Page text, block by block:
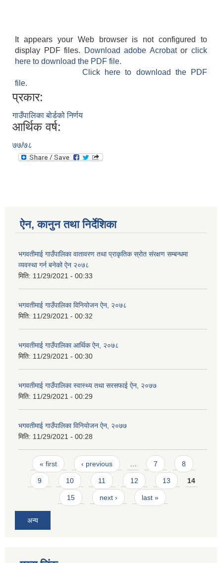
It appears your Web browser is not configured to
display PDF files.
Download adobe Acrobatorclick
here to download the PDF file.
Click here to download the PDF
file.
प्रकार:
गाउँपालिका बोर्डको निर्णय
आर्थिक वर्ष:
७७/७८
ऐन, कानुन तथा निर्देशिका
भगवतीमाई गाउँपालिका वातावरण तथा प्राकृतिक स्रोत संरक्षण सम्बन्धमा
व्यवस्था गर्न बनेको ऐन २०७८
मिति: 11/29/2021 - 00:33
भगवतीमाई गाउँपालिका विनियोजन ऐन, २०७८
मिति: 11/29/2021 - 00:32
भगवतीमाई गाउँपालिका आर्थिक ऐन, २०७८
मिति: 11/29/2021 - 00:30
भगवतीमाई गाउँपालिका स्वास्थ्य तथा सरसफाई ऐन, २०७७
मिति: 11/29/2021 - 00:29
भगवतीमाई गाउँपालिका विनियोजन ऐन, २०७७
मिति: 11/29/2021 - 00:28
Pages
« first ‹ previous 7 8
9 10 11 12 13 14
15 next › last »
अन्य